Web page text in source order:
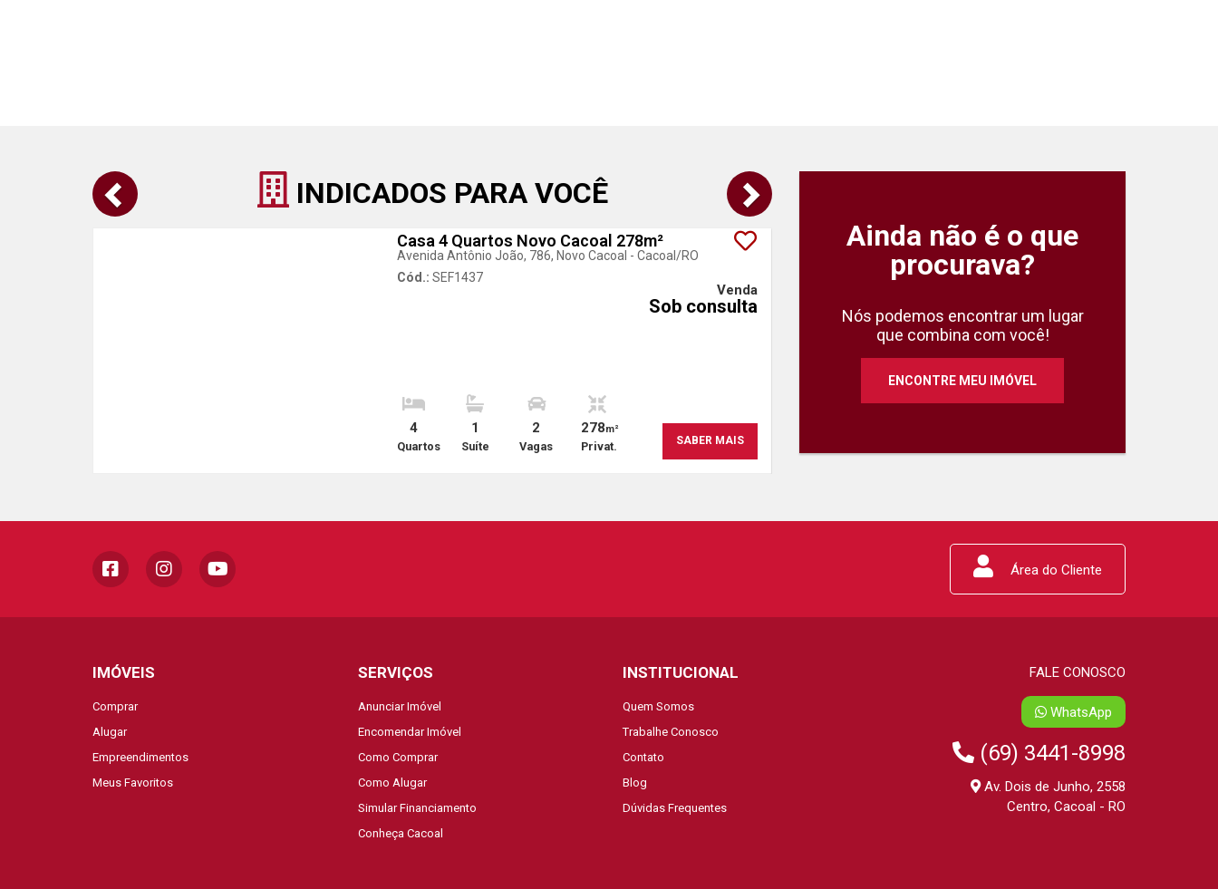
INDICADOS PARA VOCÊ
Casa 4 Quartos Novo Cacoal 278m²
Avenida Antônio João, 786, Novo Cacoal - Cacoal /RO
Cód.: SEF1437
4
Quartos
1
Suíte
2
Vagas
278m²
Privat.
Venda
Sob consulta
SABER MAIS
Casa 3 Quartos
Ainda não é o que
procurava?
Nós podemos encontrar um lugar
que combina com você!
ENCONTRE MEU IMÓVEL
Área do Cliente
IMÓVEIS
Comprar
Alugar
Empreendimentos
Meus Favoritos
SERVIÇOS
Anunciar Imóvel
Encomendar Imóvel
Como Comprar
Como Alugar
Simular Financiamento
Conheça Cacoal
INSTITUCIONAL
Quem Somos
Trabalhe Conosco
Contato
Blog
Dúvidas Frequentes
FALE CONOSCO
WhatsApp
(69) 3441-8998
Av. Dois de Junho, 2558
Centro, Cacoal - RO